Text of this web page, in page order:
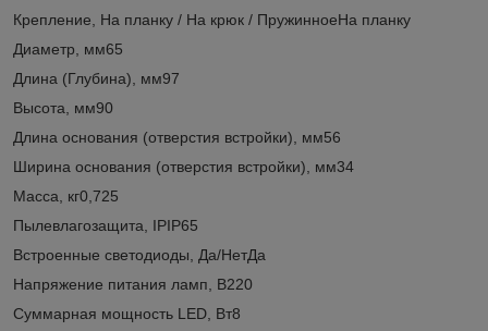
Крепление, На планку / На крюк / ПружинноеНа планку
Диаметр, мм65
Длина (Глубина), мм97
Высота, мм90
Длина основания (отверстия встройки), мм56
Ширина основания (отверстия встройки), мм34
Масса, кг0,725
Пылевлагозащита, IPIP65
Встроенные светодиоды, Да/НетДа
Напряжение питания ламп, В220
Суммарная мощность LED, Вт8